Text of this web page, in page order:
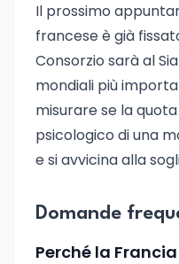
Il prossimo
francese è già
Consorzio sarà al
mondiali più
misurare se la
psicologico di una
e si avvicina alla
Domande
Perché la